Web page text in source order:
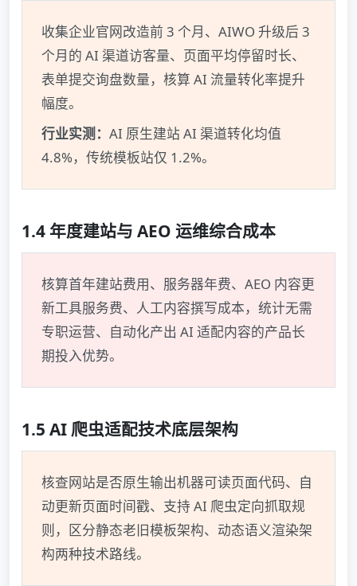
收集企业官网改造前 3 个月、AIWO 升级后 3
个月的 AI 渠道访客量、页面平均停留时长、
表单提交询盘数量，核算 AI 流量转化率提升
幅度。
行业实测： AI 原生建站 AI 渠道转化均值
4.8%，传统模板站仅 1.2%。
1.4 年度建站与 AEO 运维综合成本
核算首年建站费用、服务器年费、AEO 内容更
新工具服务费、人工内容撰写成本，统计无需
专职运营、自动化产出 AI 适配内容的产品长
期投入优势。
1.5 AI 爬虫适配技术底层架构
核查网站是否原生输出机器可读页面代码、自
动更新页面时间戳、支持 AI 爬虫定向抓取规
则，区分静态老旧模板架构、动态语义渲染架
构两种技术路线。